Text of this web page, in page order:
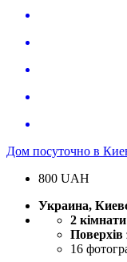
Дом посуточно в
800 UAH
Украина,
2 кімнати
Поверхів
16